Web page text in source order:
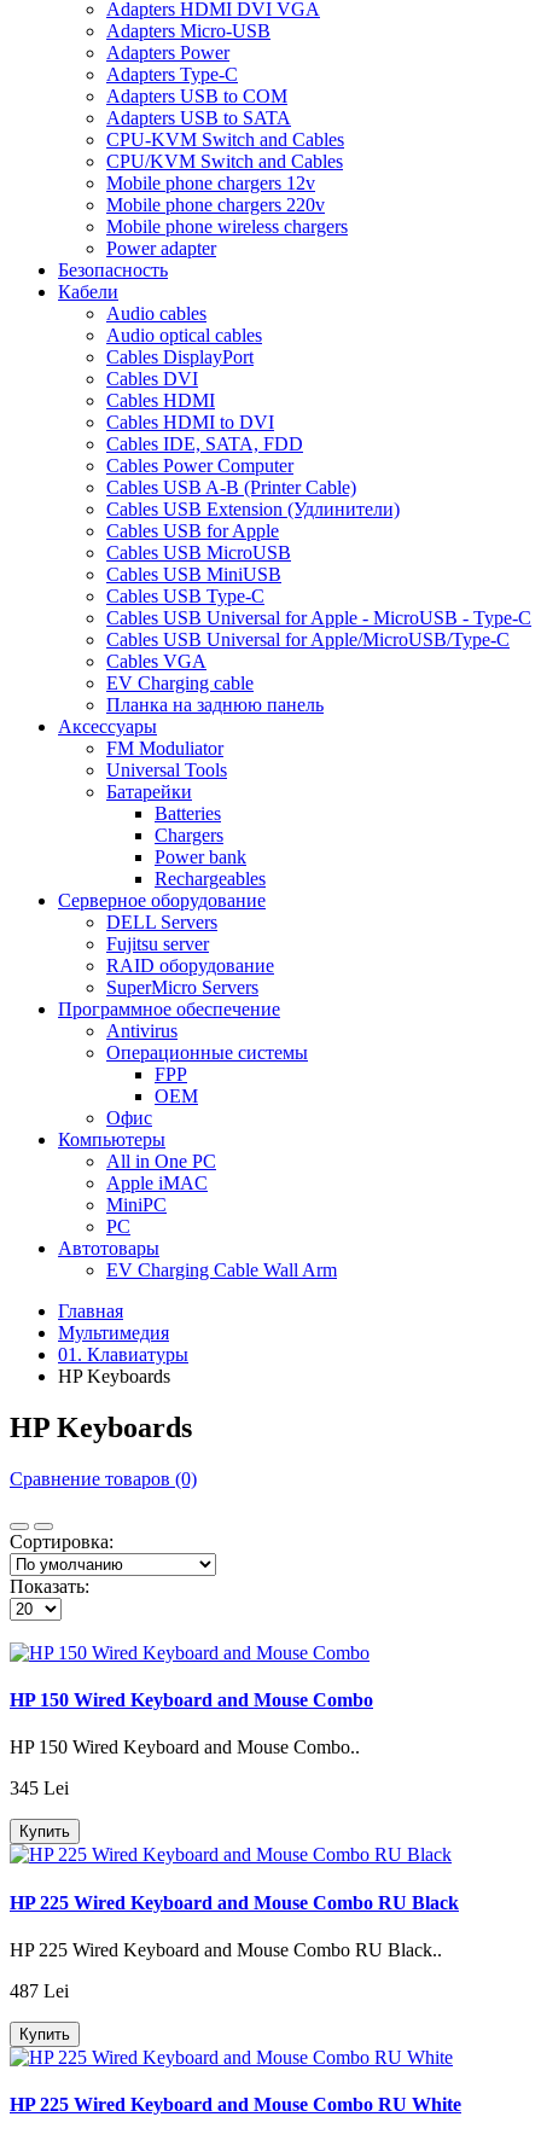
Adapters HDMI DVI VGA
Adapters Micro-USB
Adapters Power
Adapters Type-C
Adapters USB to COM
Adapters USB to SATA
CPU-KVM Switch and Cables
CPU/KVM Switch and Cables
Mobile phone chargers 12v
Mobile phone chargers 220v
Mobile phone wireless chargers
Power adapter
Безопасность
Кабели
Audio cables
Audio optical cables
Cables DisplayPort
Cables DVI
Cables HDMI
Cables HDMI to DVI
Cables IDE, SATA, FDD
Cables Power Computer
Cables USB A-B (Printer Cable)
Cables USB Extension (Удлинители)
Cables USB for Apple
Cables USB MicroUSB
Cables USB MiniUSB
Cables USB Type-C
Cables USB Universal for Apple - MicroUSB - Type-C
Cables USB Universal for Apple/MicroUSB/Type-C
Cables VGA
EV Charging cable
Планка на заднюю панель
Аксессуары
FM Moduliator
Universal Tools
Батарейки
Batteries
Chargers
Power bank
Rechargeables
Серверное оборудование
DELL Servers
Fujitsu server
RAID оборудование
SuperMicro Servers
Программное обеспечение
Antivirus
Операционные системы
FPP
OEM
Офис
Компьютеры
All in One PC
Apple iMAC
MiniPC
PC
Автотовары
EV Charging Cable Wall Arm
Главная
Мультимедия
01. Клавиатуры
HP Keyboards
HP Keyboards
Сравнение товаров (0)
Сортировка:
Показать:
HP 150 Wired Keyboard and Mouse Combo
HP 150 Wired Keyboard and Mouse Combo..
345 Lei
Купить
HP 225 Wired Keyboard and Mouse Combo RU Black
HP 225 Wired Keyboard and Mouse Combo RU Black..
487 Lei
Купить
HP 225 Wired Keyboard and Mouse Combo RU White